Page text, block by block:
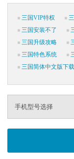
三国VIP特权
三国安装不了
三国升级攻略
三国特色系统
三国简体中文版下载
手机型号选择